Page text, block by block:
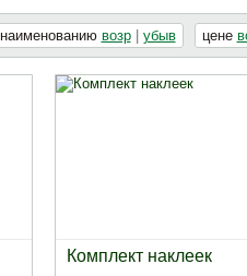
наименованию возр убыв цене
Комплект наклеек